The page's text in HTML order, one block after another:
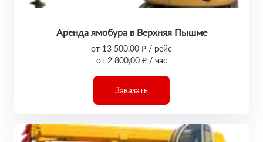
Аренда ямобура в Верхняя Пышме
от 13 500,00 ₽ / рейс
от 2 800,00 ₽ / час
Заказать